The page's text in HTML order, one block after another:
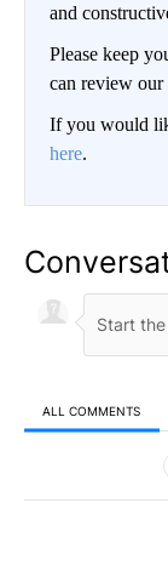
and
Please keep
can review
If you would
here.
ALL COMMENTS
All